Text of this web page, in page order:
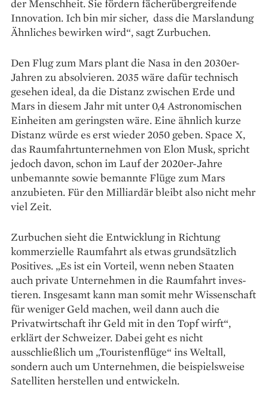
der Menschheit. Sie fördern fächer­übergreifende
Innovation. Ich bin mir sicher, dass die Marslandung
Ähnliches bewirken wird“, sagt Zurbuchen.
Den Flug zum Mars plant die Nasa in den 2030er-
Jahren zu absolvieren. 2035 wäre dafür technisch
gesehen ideal, da die Distanz zwischen Erde und
Mars in diesem Jahr mit unter 0,4 Astronomischen
Einheiten am geringsten wäre. Eine ähnlich kurze
Distanz würde es erst wieder 2050 geben. Space X,
das Raumfahrtunternehmen von Elon Musk, spricht
jedoch davon, schon im Lauf der 2020er-Jahre
unbemannte sowie bemannte Flüge zum Mars
anzubieten. Für den Milliardär bleibt also nicht mehr
viel Zeit.
Zurbuchen sieht die Ent­wicklung in Richtung
kommerzielle Raumfahrt als etwas grundsätzlich
Positives. „Es ist ein Vorteil, wenn neben Staaten
auch private Unternehmen in die Raumfahrt inves­
tieren. Insgesamt kann man somit mehr Wissenschaft
für weniger Geld machen, weil dann auch die
Privatwirtschaft ihr Geld mit in den Topf wirft“,
erklärt der Schweizer. Dabei geht es nicht
ausschließlich um „Touristenflüge“ ins Weltall,
sondern auch um Unternehmen, die beispielsweise
Satelliten herstellen und ­entwickeln.